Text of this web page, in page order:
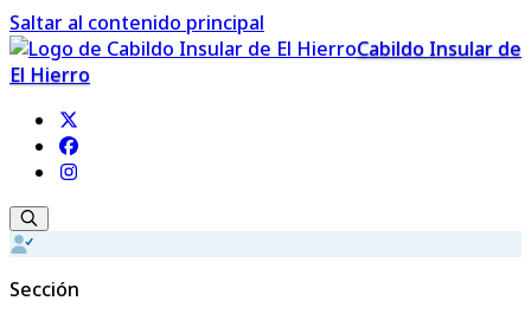
Saltar al contenido principal
Cabildo Insular de
El Hierro
Sección